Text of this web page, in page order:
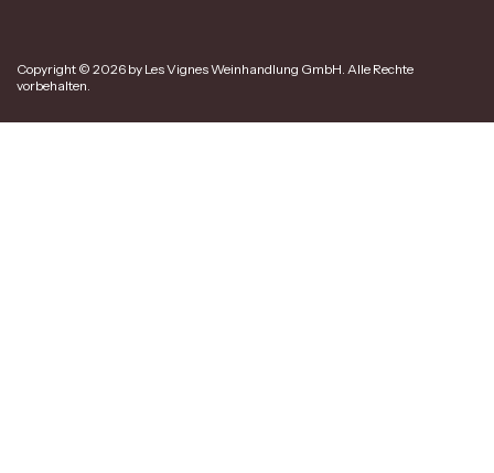
Copyright © 2026 by Les Vignes Weinhandlung GmbH. Alle Rechte
vorbehalten.